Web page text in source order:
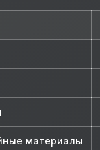
материалы